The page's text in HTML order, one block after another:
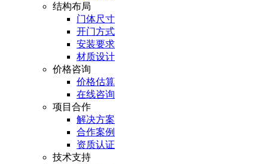
结构布局
门体尺寸
开门方式
安装要求
材质设计
价格咨询
价格估算
在线咨询
项目合作
解决方案
合作案例
资质认证
技术支持